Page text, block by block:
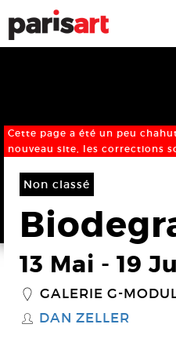
Cette page a été un peu
nouveau site, les corrections
Non classé
13 Mai - 19
_ GALERIE G-
S DAN ZELLER